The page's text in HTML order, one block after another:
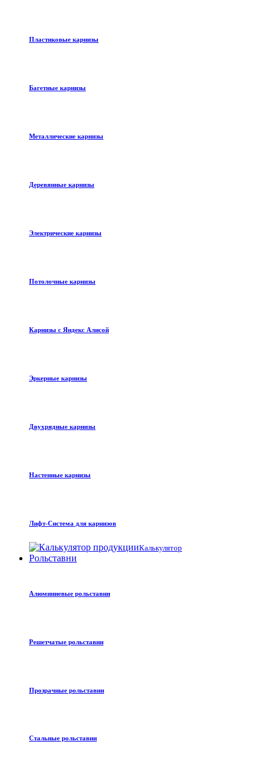
Пластиковые карнизы
Багетные карнизы
Металлические карнизы
Деревянные карнизы
Электрические карнизы
Потолочные карнизы
Карнизы с Яндекс Алисой
Эркерные карнизы
Двухрядные карнизы
Настенные карнизы
Лифт-Система для карнизов
Калькулятор
Рольставни
Алюминиевые рольставни
Решетчатые рольставни
Прозрачные рольставни
Стальные рольставни